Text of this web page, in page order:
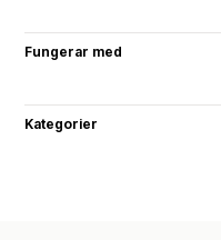
Fungerar med
Kategorier